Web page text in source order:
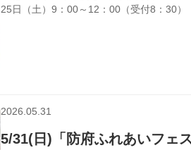
25日（土）9：00～12：00（受付8：30
2026.05.31
5/31(日)「防府ふれあいフェ